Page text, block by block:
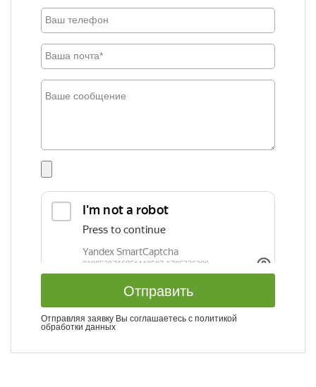
Отправить
Отправляя заявку Вы соглашаетесь с политикой
обработки данных